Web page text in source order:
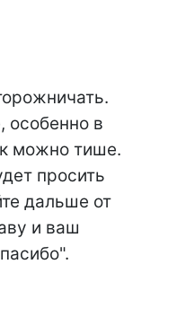
особенно в
можно тише.
просить
дальше от
и ваш